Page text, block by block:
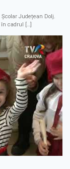
Județean Dolj.
cadrul […]